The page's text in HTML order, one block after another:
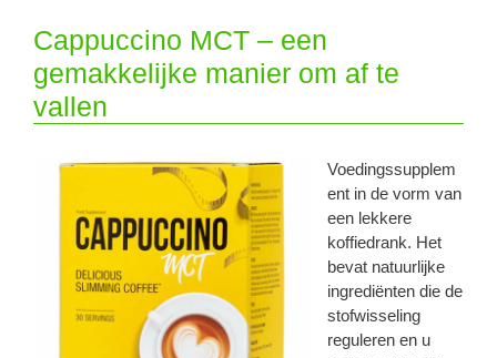
Cappuccino MCT – een
gemakkelijke manier om af te
vallen
Voedingssupplem
ent in de vorm van
een lekkere
koffiedrank. Het
bevat natuurlijke
ingrediënten die de
stofwisseling
reguleren en u